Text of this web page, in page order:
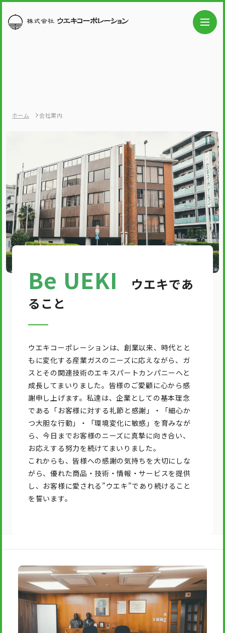
ホーム 会社案内
Be UEKI
ウエキであ
ること
ウエキコーポレーションは、創業以来、時代とと
もに変化する産業ガスのニーズに応えながら、ガ
スとその関連技術のエキスパートカンパニーへと
成長してまいりました。皆様のご愛顧に心から感
謝申し上げます。私達は、企業としての基本理念
である「お客様に対する礼節と感謝」・「細心か
つ大胆な行動」・「環境変化に敏感」を育みなが
ら、今日までお客様のニーズに真摯に向き合い、
お応えする努力を続けてまいりました。
これからも、皆様への感謝の気持ちを大切にしな
がら、優れた商品・技術・情報・サービスを提供
し、お客様に愛される”ウエキ”であり続けること
を誓います。